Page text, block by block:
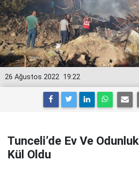
19:22
26 Ağustos 2022
Tunceli’de Ev Ve
Kül Oldu